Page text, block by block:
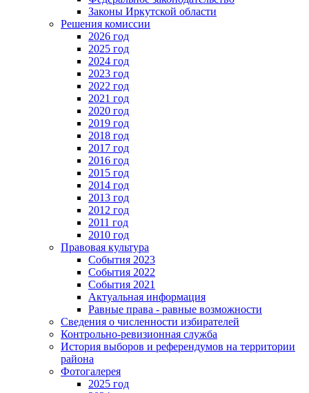
Законы Иркутской области
Решения комиссии
2026 год
2025 год
2024 год
2023 год
2022 год
2021 год
2020 год
2019 год
2018 год
2017 год
2016 год
2015 год
2014 год
2013 год
2012 год
2011 год
2010 год
Правовая культура
События 2023
События 2022
События 2021
Актуальная информация
Равные права - равные возможности
Сведения о численности избирателей
Контрольно-ревизионная служба
История выборов и референдумов на территории
района
Фотогалерея
2025 год